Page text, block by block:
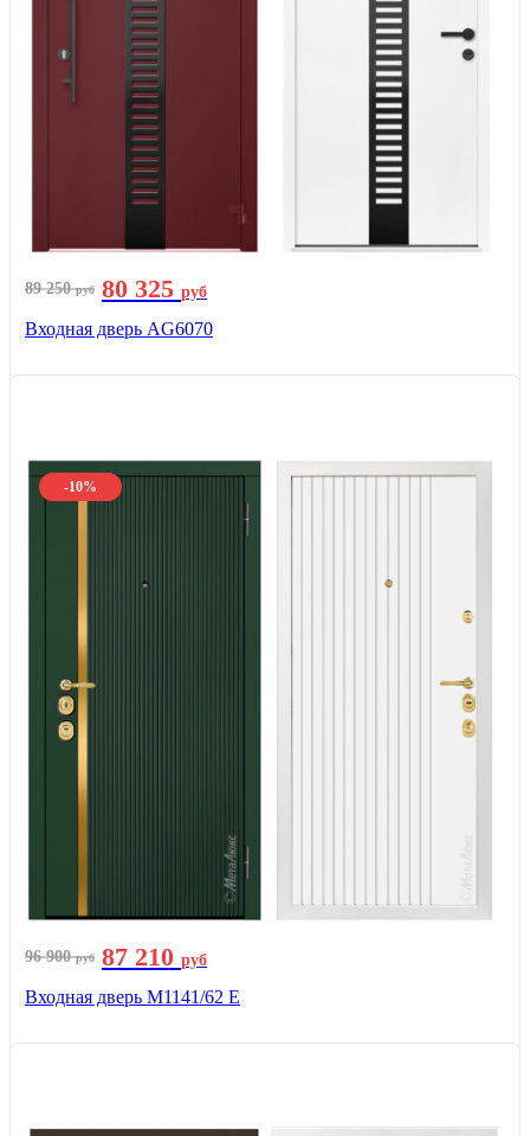
89 250руб 80 325 руб
Входная дверь AG6070
-10%
96 900руб 87 210 руб
Входная дверь М1141/62 Е